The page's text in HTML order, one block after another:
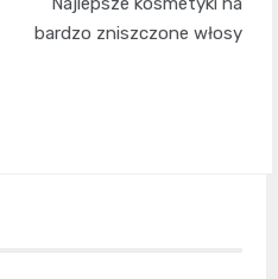
bardzo zniszczone włosy